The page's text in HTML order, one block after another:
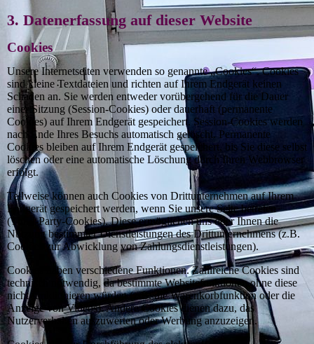
3. Datenerfassung auf dieser Website
Cookies
Unsere Internetseiten verwenden so genannte „Cookies“. Cookies
sind kleine Textdateien und richten auf Ihrem Endgerät keinen
Schaden an. Sie werden entweder vorübergehend für die Dauer
einer Sitzung (Session-Cookies) oder dauerhaft (permanente
Cookies) auf Ihrem Endgerät gespeichert. Session-Cookies werden
nach Ende Ihres Besuchs automatisch gelöscht. Permanente
Cookies bleiben auf Ihrem Endgerät gespeichert, bis Sie diese selbst
löschen oder eine automatische Löschung durch Ihren Webbrowser
erfolgt.
Teilweise können auch Cookies von Drittunternehmen auf Ihrem
Endgerät gespeichert werden, wenn Sie unsere Seite betreten
(Third-Party-Cookies). Diese ermöglichen uns oder Ihnen die
Nutzung bestimmter Dienstleistungen des Drittunternehmens (z.B.
Cookies zur Abwicklung von Zahlungsdienstleistungen).
Cookies haben verschiedene Funktionen. Zahlreiche Cookies sind
technisch notwendig, da bestimmte Websitefunktionen ohne diese
nicht funktionieren würden (z.B. die Warenkorbfunktion oder die
Anzeige von Videos). Andere Cookies dienen dazu, das
Nutzerverhalten auszuwerten oder Werbung anzuzeigen.